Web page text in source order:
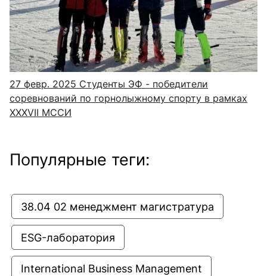
27 февр. 2025 Студенты ЭФ - победители
соревнований по горнолыжному спорту в рамках
XXXVII МССИ
Популярные теги:
38.04 02 менеджмент магистратура
ESG-лаборатория
International Business Management